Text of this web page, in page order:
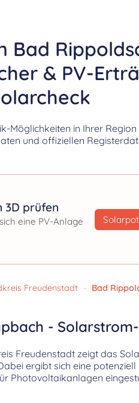
Bad
& PV-
Möglichkeiten in Ihrer Region
und offiziellen
3D prüfen
eine PV-Anlage
Freudenstadt · Bad
-
Freudenstadt zeigt das
ergibt sich eine
Photovoltaikanlagen